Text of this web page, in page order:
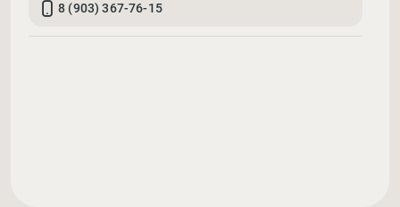
8 (903) 367-76-15